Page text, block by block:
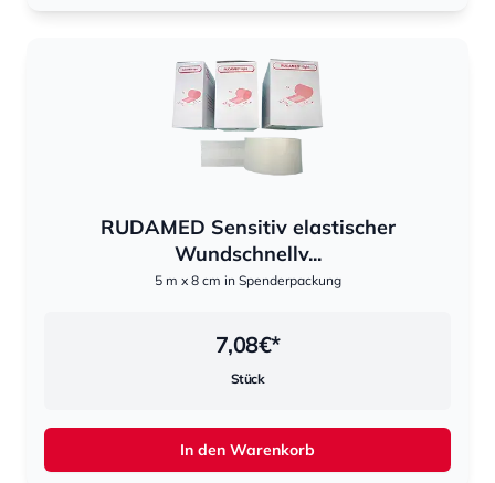
RUDAMED Sensitiv elastischer
Wundschnellv...
5 m x 8 cm in Spenderpackung
7,08€*
Stück
In den Warenkorb